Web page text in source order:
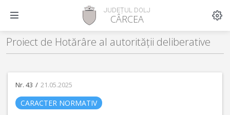
JUDEȚUL DOLJ
CÂRCEA
Proiect de Hotărâre al autorității deliberative
Nr. 43 / 21.05.2025
CARACTER NORMATIV